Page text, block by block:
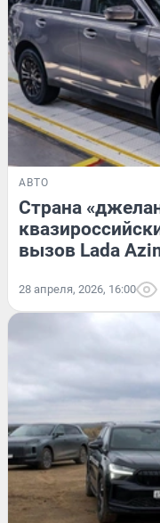
АВТО
Страна
вызов Lada
28 апреля, 2026, 16:00